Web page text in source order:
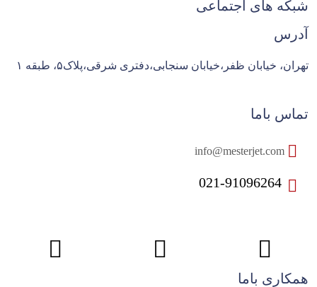
شبکه های اجتماعی
آدرس
تهران، خیابان ظفر،خیابان سنجابی،دفتری شرقی،پلاک۵، طبقه ۱
تماس باما
021-91096264
همکاری باما